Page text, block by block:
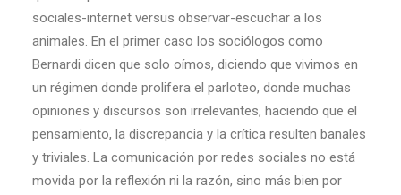
sociales-internet versus observar-escuchar a los
animales. En el primer caso los sociólogos como
Bernardi dicen que solo oímos, diciendo que vivimos en
un régimen donde prolifera el parloteo, donde muchas
opiniones y discursos son irrelevantes, haciendo que el
pensamiento, la discrepancia y la crítica resulten banales
y triviales. La comunicación por redes sociales no está
movida por la reflexión ni la razón, sino más bien por